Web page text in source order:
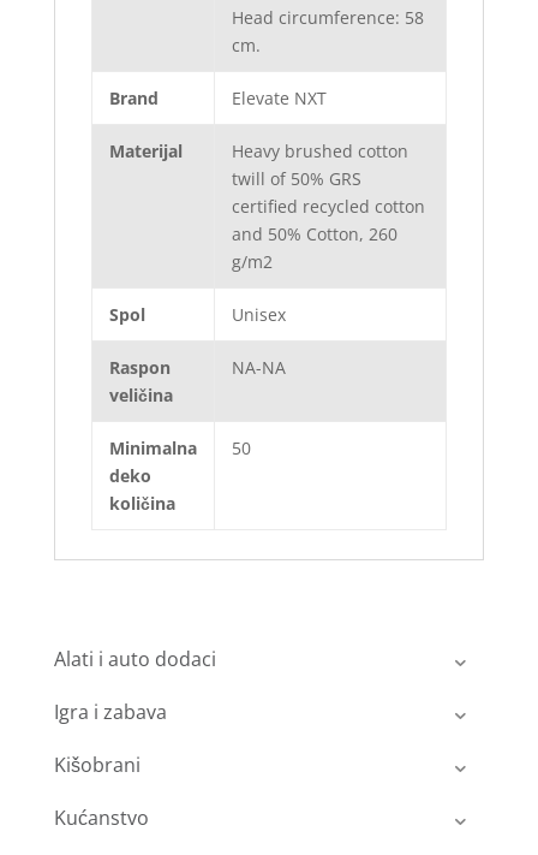
Head circumference: 58
cm.
Brand Elevate NXT
Materijal
Heavy brushed cotton
twill of 50% GRS
certified recycled cotton
and 50% Cotton, 260
g/m2
Spol Unisex
Raspon
veličina
NA-NA
Minimalna
deko
količina
50
Alati i auto dodaci
Igra i zabava
Kišobrani
Kućanstvo